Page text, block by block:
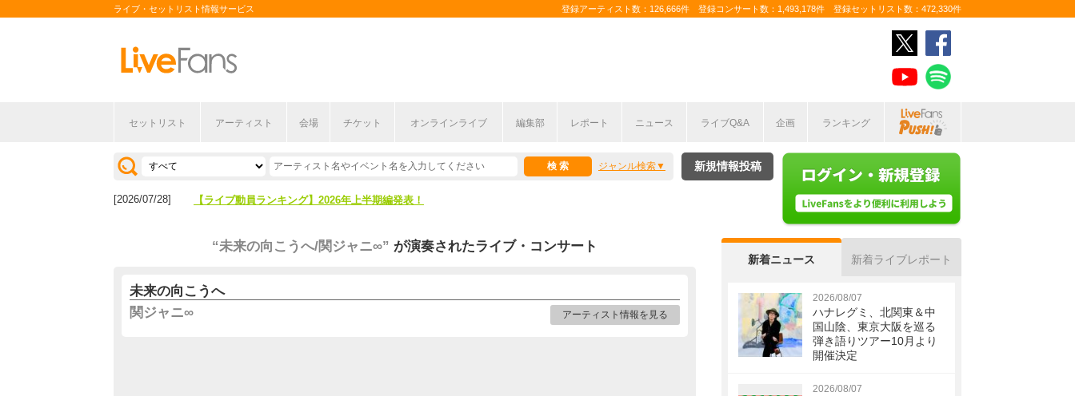
ライブ・セットリスト情報サービス 登録アーティスト数：126,666件 登録コンサート数：1,493,178件 登録セットリスト数：472,330件
セットリスト アーティスト 会場 チケット オンラインライブ 編集部 レポート ニュース ライブQ&A 企画 ランキング
ジャンル検索
[2026/04/27] 【フェス特集2026】フェス情報はここから！
[2026/07/28] 【ライブ動員ランキング】2026年上半期編発表！
新規情報投稿
“未来の向こうへ/関ジャニ∞” が演奏されたライブ・コンサート
未来の向こうへ
関ジャニ∞
アーティスト情報を見る
新着ニュース 新着ライブレポート
2026/08/07
ハナレグミ、北関東＆中
国山陰、東京大阪を巡る
弾き語りツアー10月より
開催決定
2026/08/07